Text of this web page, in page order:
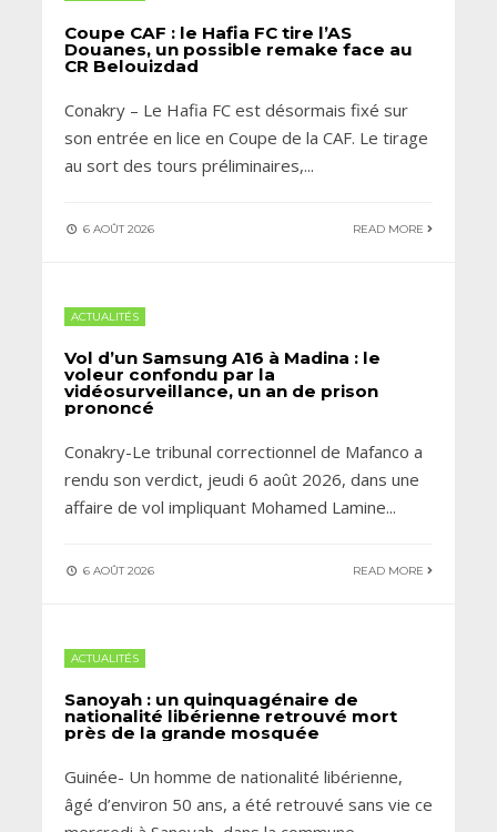
Coupe CAF : le Hafia FC tire l’AS
Douanes, un possible remake face au
CR Belouizdad
Conakry – Le Hafia FC est désormais fixé sur
son entrée en lice en Coupe de la CAF. Le tirage
au sort des tours préliminaires,...
6 AOÛT 2026 READ MORE
ACTUALITÉS
Vol d’un Samsung A16 à Madina : le
voleur confondu par la
vidéosurveillance, un an de prison
prononcé
Conakry-Le tribunal correctionnel de Mafanco a
rendu son verdict, jeudi 6 août 2026, dans une
affaire de vol impliquant Mohamed Lamine...
6 AOÛT 2026 READ MORE
ACTUALITÉS
Sanoyah : un quinquagénaire de
nationalité libérienne retrouvé mort
près de la grande mosquée
Guinée- Un homme de nationalité libérienne,
âgé d’environ 50 ans, a été retrouvé sans vie ce